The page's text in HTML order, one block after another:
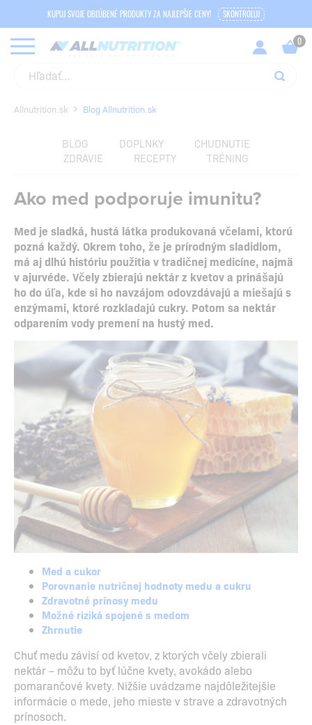
KUPUJ SVOJE OBĽÚBENÉ PRODUKTY ZA NAJLEPŠIE CENY! SKONTROLUJ
Allnutrition.sk Blog Allnutrition.sk
BLOG DOPLNKY
CHUDNUTIE
ZDRAVIE
RECEPTY TRÉNING
Ako med podporuje imunitu?
Med je sladká, hustá látka produkovaná včelami, ktorú
pozná každý. Okrem toho, že je prírodným sladidlom,
má aj dlhú históriu použitia v tradičnej medicíne, najmä
v ajurvéde. Včely zbierajú nektár z kvetov a prinášajú
ho do úľa, kde si ho navzájom odovzdávajú a miešajú s
enzýmami, ktoré rozkladajú cukry. Potom sa nektár
odparením vody premení na hustý med.
Med a cukor
Porovnanie nutričnej hodnoty medu a cukru
Zdravotné prínosy medu
Možné riziká spojené s medom
Zhrnutie
Chuť medu závisí od kvetov, z ktorých včely zbierali
nektár – môžu to byť lúčne kvety, avokádo alebo
pomarančové kvety. Nižšie uvádzame najdôležitejšie
informácie o mede, jeho mieste v strave a zdravotných
prínosoch.